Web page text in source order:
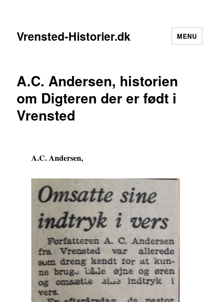
Vrensted-Historier.dk MENU
A.C. Andersen, historien
om Digteren der er født i
Vrensted
A.C. Andersen,